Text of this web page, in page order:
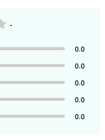
-
0.0
0.0
0.0
0.0
0.0